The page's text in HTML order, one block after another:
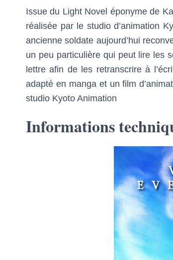
Issue du Light Novel éponyme de
réalisée par le studio d’animation
ancienne soldate aujourd’hui
un peu particulière qui peut lire les
lettre afin de les retranscrire à
adapté en manga et un film
studio Kyoto Animation
Informations